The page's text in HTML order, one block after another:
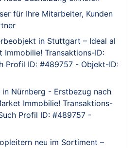
für Ihre Mitarbeiter, Kunden
in Stuttgart – Ideal al
Immobilie! Transaktions-ID:
Profil ID: #489757 - Objekt-ID:
in Nürnberg - Erstbezug nach
Immobilie! Transaktions-
Profil ID: #489757 -
neu im Sortiment –